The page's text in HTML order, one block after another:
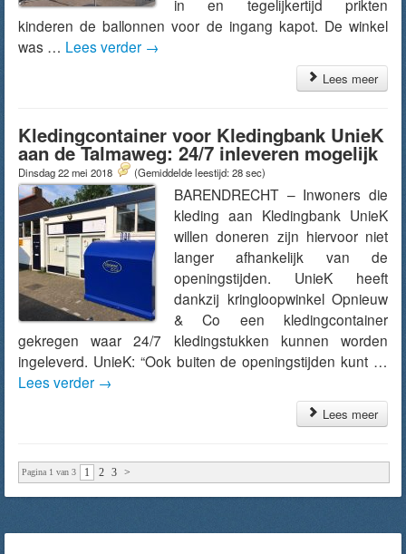
in en tegelijkertijd prikten
kinderen de ballonnen voor de ingang kapot. De winkel
was … Lees verder →
Lees meer
Kledingcontainer voor Kledingbank UnieK
aan de Talmaweg: 24/7 inleveren mogelijk
Dinsdag 22 mei 2018 (Gemiddelde leestijd: 28 sec)
BARENDRECHT – Inwoners die
kleding aan Kledingbank UnieK
willen doneren zijn hiervoor niet
langer afhankelijk van de
openingstijden. UnieK heeft
dankzij kringloopwinkel Opnieuw
& Co een kledingcontainer
gekregen waar 24/7 kledingstukken kunnen worden
ingeleverd. UnieK: “Ook buiten de openingstijden kunt …
Lees verder →
Lees meer
Pagina 1 van 3 1 2 3 >